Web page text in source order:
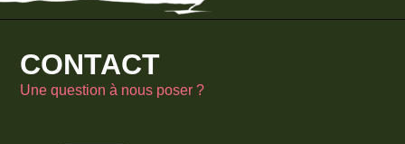
CONTACT
Une question à nous poser ?